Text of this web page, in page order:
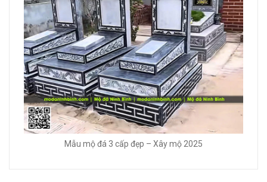
Mẫu mộ đá 3 cấp đẹp – Xây mộ 2025